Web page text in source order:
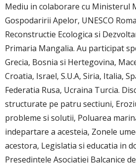
Mediu in colaborare cu Ministerul
Gospodaririi Apelor, UNESCO
Reconstructie Ecologica si
Primaria Mangalia. Au participat
Grecia, Bosnia si Hertegovina,
Croatia, Israel, S.U.A, Siria, Italia,
Federatia Rusa, Ucraina Turcia.
structurate pe patru sectiuni,
probleme si solutii, Poluarea
indepartare a acesteia, Zonele
acestora, Legislatia si educatia in
Presedintele Asociatiei Balcanice